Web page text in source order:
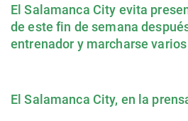
El Salamanca City evita
de este fin de semana
entrenador y marcharse
El Salamanca City, en la